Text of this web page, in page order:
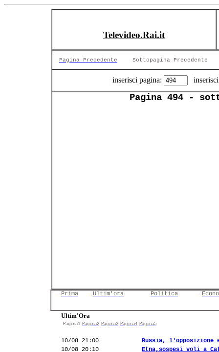
Televideo.Rai.it
Pagina Precedente Sottopagina Precedente
inserisci pagina:
Pagina 494 -
Prima Ultim'ora Politica
Ultim'Ora
Pagina1 Pagina2 Pagina3 Pagina4 Pagina5
10/08 21:00
Russia, l'opposizione
10/08 20:10
Etna,sospesi voli a